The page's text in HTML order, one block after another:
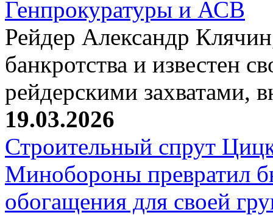
Генпрокуратуры и АСВ
Рейдер Александр
банкротства и известен
рейдерскими захватами,
19.03.2026
Строительный спрут
Минобороны превратил
обогащения для своей